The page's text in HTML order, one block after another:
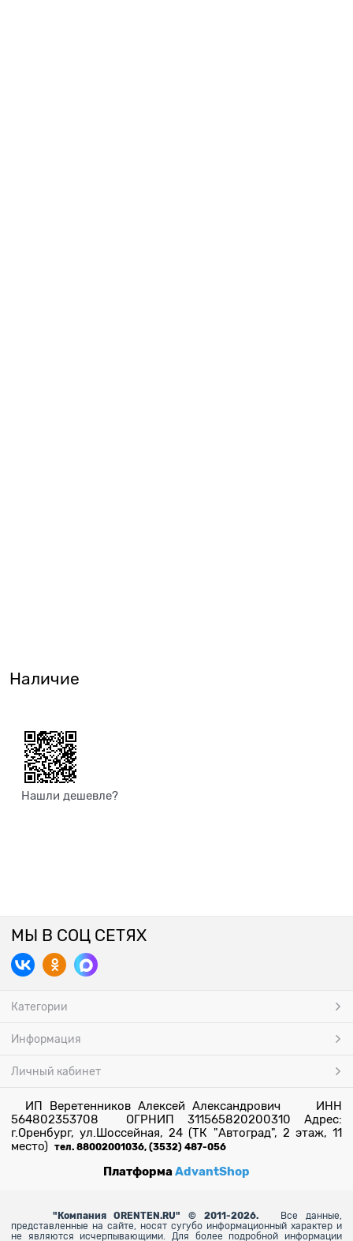
Наличие
Нашли дешевле?
МЫ В СОЦ СЕТЯХ
Категории
Информация
Личный кабинет
ИП Веретенников Алексей Александрович ИНН
564802353708 ОГРНИП 311565820200310 Адрес:
г.Оренбург, ул.Шоссейная, 24 (ТК "Автоград", 2 этаж, 11
место) тел. 88002001036, (3532) 487-056
ПлатформаAdvantShop
" Компания ORENTEN.RU" © 2011-2026.
Все данные,
представленные на сайте, носят сугубо информационный характер и
не являются исчерпывающими. Для более подробной информации